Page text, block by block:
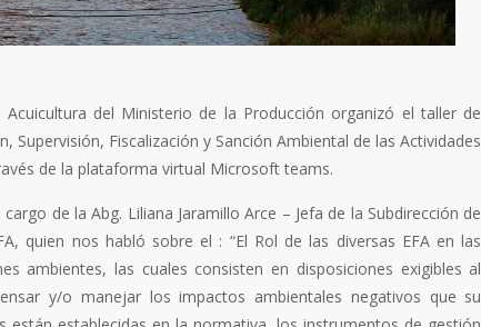
del Ministerio de la Producción organizó el taller de
Supervisión, Fiscalización y Sanción Ambiental de las Actividades
de la plataforma virtual Microsoft teams.
de la Abg. Liliana Jaramillo Arce – Jefa de la Subdirección de
quien nos habló sobre el : “El Rol de las diversas EFA en las
ambientes, las cuales consisten en disposiciones exigibles al
y/o manejar los impactos ambientales negativos que su